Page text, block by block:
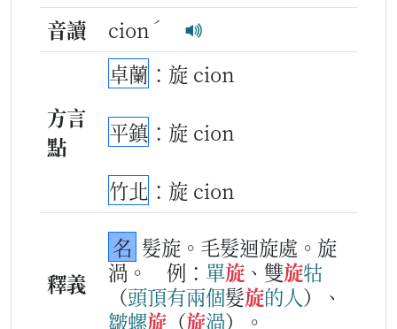
音讀 cion ˊ
方言
點
卓蘭 ：旋 cion
平鎮 ：旋 cion
竹北 ：旋 cion
釋義
名 髮旋。毛髮迴旋處。旋
渦。
例： 單旋 、雙旋牯
（頭頂有兩個髮旋的人）、
皺螺旋 （旋渦）。